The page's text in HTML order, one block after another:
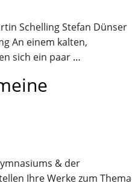
Schelling Stefan Dünser
An einem kalten,
sich ein paar …
& der
Ihre Werke zum Thema